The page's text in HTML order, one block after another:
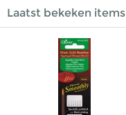
Laatst bekeken items